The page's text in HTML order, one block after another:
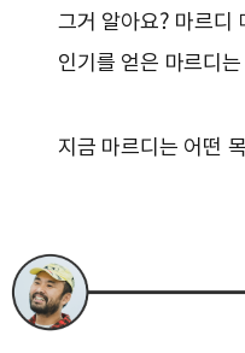
그거 알아요? 마르디
인기를 얻은 마르디
지금 마르디는 어떤